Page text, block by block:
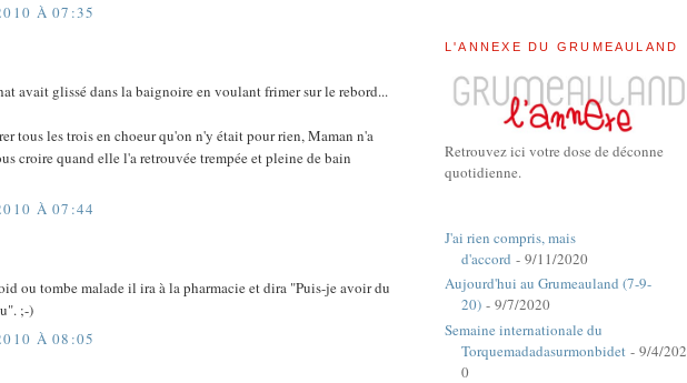
À 07:35
avait glissé dans la baignoire en voulant frimer sur le rebord...
tous les trois en choeur qu'on n'y était pour rien, Maman n'a
croire quand elle l'a retrouvée trempée et pleine de bain
À 07:44
ou tombe malade il ira à la pharmacie et dira "Puis-je avoir du
;-)
À 08:05
L'ANNEXE DU GRUMEAULAND
Retrouvez ici votre dose de déconne
quotidienne.
J'ai rien compris, mais
d'accord - 9/11/2020
Aujourd'hui au Grumeauland (7-9-
20) - 9/7/2020
Semaine internationale du
Torquemadadasurmonbidet - 9/4/202
0